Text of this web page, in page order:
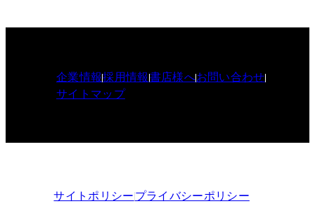
企業情報採用情報書店様へお問い合わせ
サイトマップ
サイトポリシープライバシーポリシー